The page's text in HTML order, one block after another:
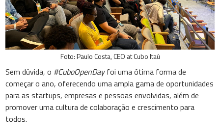
Foto: Paulo Costa, CEO at Cubo Itaú
Sem dúvida, o #CuboOpenDayfoi uma ótima forma de
começar o ano, oferecendo uma ampla gama de oportunidades
para as startups, empresas e pessoas envolvidas, além de
promover uma cultura de colaboração e crescimento para
todos.